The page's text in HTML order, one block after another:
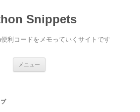
Snippets
利コードをメモっていくサイトです
メニュー